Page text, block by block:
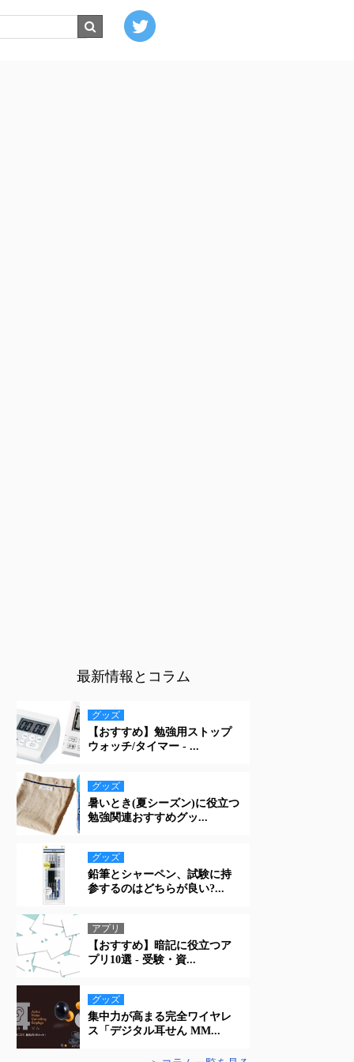
最新情報とコラム
グッズ
【おすすめ】勉強用ストップ
ウォッチ/タイマー - ...
グッズ
暑いとき(夏シーズン)に役立つ
勉強関連おすすめグッ...
グッズ
鉛筆とシャーペン、試験に持
参するのはどちらが良い?...
アプリ
【おすすめ】暗記に役立つア
プリ10選 - 受験・資...
グッズ
集中力が高まる完全ワイヤレ
ス「デジタル耳せん MM...